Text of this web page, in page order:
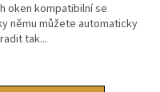
oken kompatibilní se
němu můžete automaticky
tak...